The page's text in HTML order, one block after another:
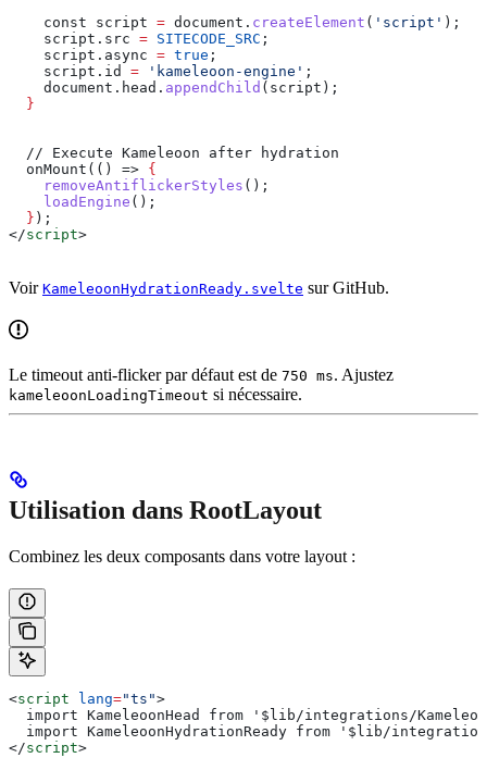
    const
script = document . createElement ( 'script' );
    script
. src = SITECODE_SRC ;
    script
. async = true ;
    script
. id = 'kameleoon-engine' ;
    document
. head . appendChild ( script );
  }
  // Execute Kameleoon after hydration
  onMount(() =>
{
    removeAntiflickerStyles
();
    loadEngine
();
  }
);
</script>
Voir KameleoonHydrationReady.svelte sur GitHub.
Le timeout anti-flicker par défaut est de 750 ms. Ajustez
kameleoonLoadingTimeout si nécessaire.
Utilisation dans RootLayout
Combinez les deux composants dans votre layout :
<script lang="ts">
import KameleoonHead from '$lib/integrations/
import KameleoonHydrationReady from '$lib/
</script>